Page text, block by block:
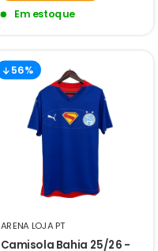
Em estoque
56%
ARENA LOJA PT
Camisola Bahia 25/26 -